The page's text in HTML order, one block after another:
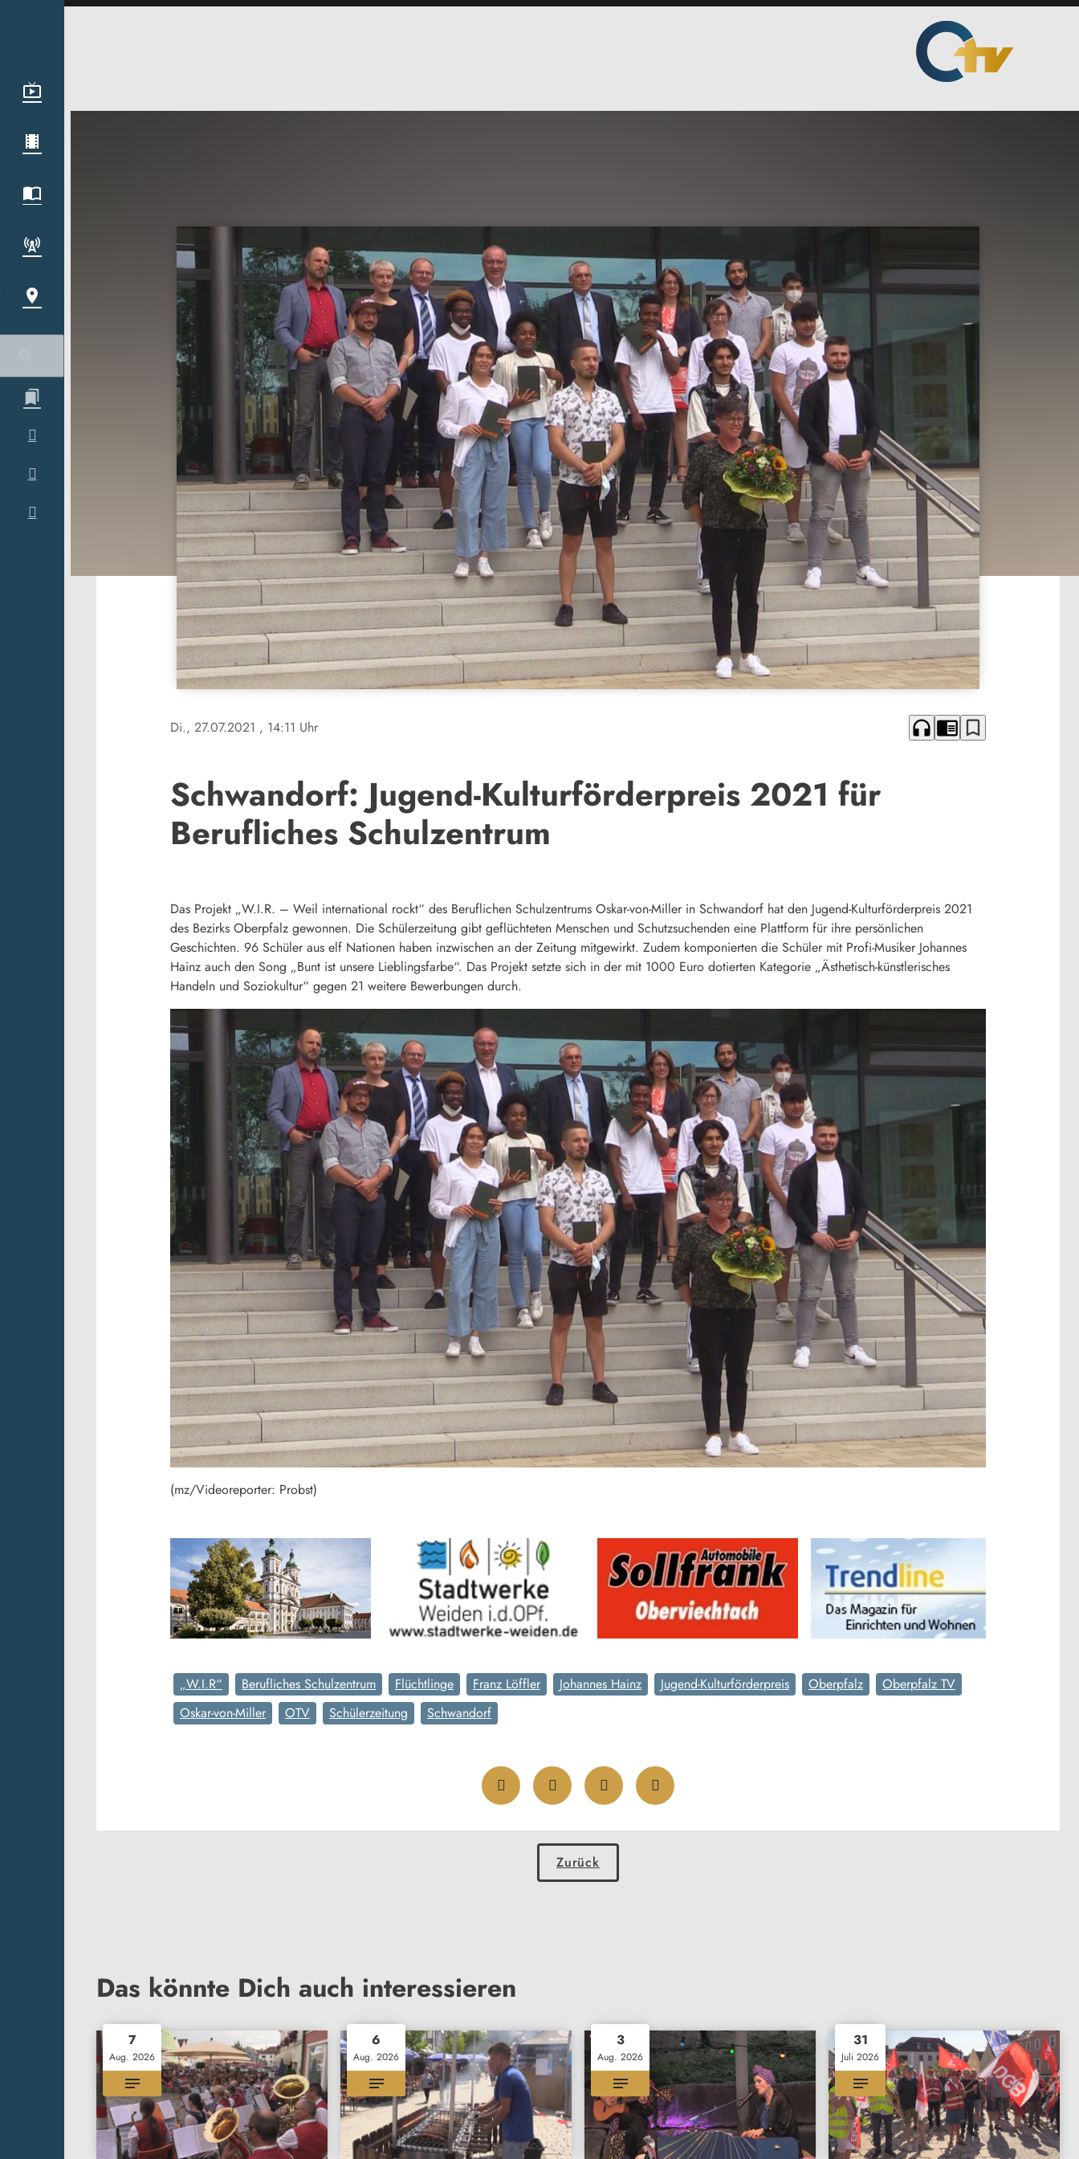
Di., 27.07.2021 , 14:11 Uhr headphones chrome_reader_mode bookmark_border
Schwandorf: Jugend-Kulturförderpreis 2021 für
Berufliches Schulzentrum
Das Projekt „W.I.R. – Weil international rockt“ des Beruflichen Schulzentrums Oskar-von-Miller in Schwandorf hat den Jugend-Kulturförderpreis 2021
des Bezirks Oberpfalz gewonnen. Die Schülerzeitung gibt geflüchteten Menschen und Schutzsuchenden eine Plattform für ihre persönlichen
Geschichten. 96 Schüler aus elf Nationen haben inzwischen an der Zeitung mitgewirkt. Zudem komponierten die Schüler mit Profi-Musiker Johannes
Hainz auch den Song „Bunt ist unsere Lieblingsfarbe“. Das Projekt setzte sich in der mit 1000 Euro dotierten Kategorie „Ästhetisch-künstlerisches
Handeln und Soziokultur“ gegen 21 weitere Bewerbungen durch.
(mz/Videoreporter: Probst)
„W.I.R“ Berufliches Schulzentrum Flüchtlinge Franz Löffler Johannes Hainz Jugend-Kulturförderpreis Oberpfalz
Oberpfalz TV
Oskar-von-Miller
OTV Schülerzeitung Schwandorf
Zurück
Das könnte Dich auch interessieren
7
Aug. 2026
6
Aug. 2026
3
Aug. 2026
31
Juli 2026